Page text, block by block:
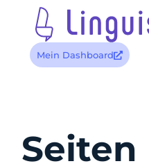
Mein Dashboard